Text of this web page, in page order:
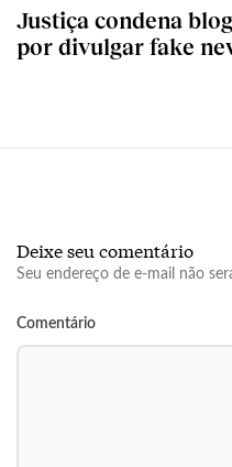
Justiça condena
por divulgar fake
Deixe seu comentário
Seu endereço de e-mail não
Comentário